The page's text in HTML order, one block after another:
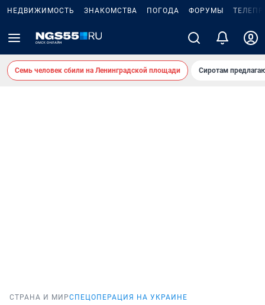
НЕДВИЖИМОСТЬ ЗНАКОМСТВА ПОГОДА ФОРУМЫ
Семь человек сбили на Ленинградской площади Сиротам
СТРАНА И МИРСПЕЦОПЕРАЦИЯ НА УКРАИНЕ